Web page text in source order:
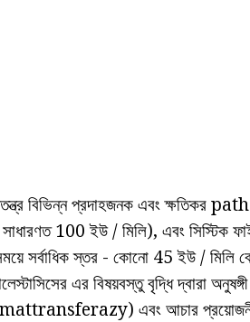
বিভিন্ন প্রদাহজনক এবং ক্ষতিকর
100 ইউ / মিলি), এবং সিস্টিক
সর্বাধিক স্তর - কোনো 45 ইউ / মিলি
এর বিষয়বস্তু বৃদ্ধি দ্বারা
এবং আচার